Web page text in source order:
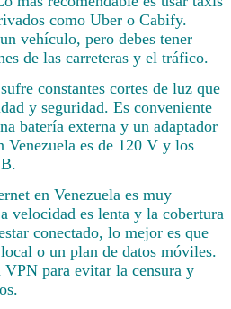
como Uber o Cabify.
vehículo, pero debes tener
de las carreteras y el tráfico.
constantes cortes de luz que
y seguridad. Es conveniente
batería externa y un adaptador
es de 120 V y los
en Venezuela es muy
velocidad es lenta y la cobertura
conectado, lo mejor es que
o un plan de datos móviles.
VPN para evitar la censura y